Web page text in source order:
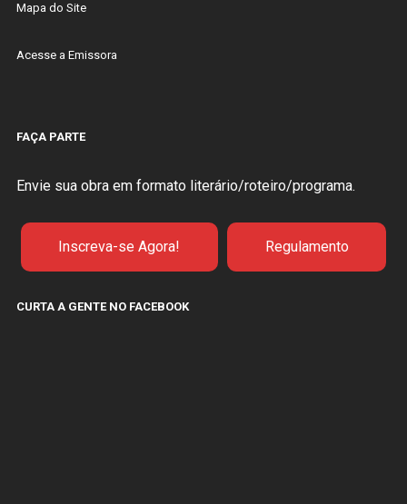
Mapa do Site
Acesse a Emissora
FAÇA PARTE
Envie sua obra em formato literário/roteiro/programa.
Inscreva-se Agora! Regulamento
CURTA A GENTE NO FACEBOOK